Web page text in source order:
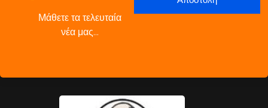
Μάθετε τα τελευταία
νέα μας…